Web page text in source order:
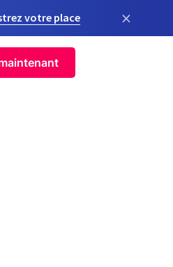
votre place ×